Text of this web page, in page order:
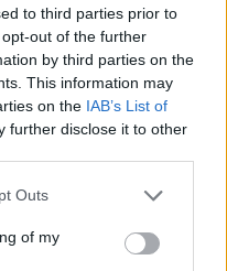
to third parties prior to
out of the further
by third parties on the
This information may
on the IAB’s List of
further disclose it to other
one or more Google
You may click to
its third-party tags to
Outs
of my
σημαντικές
περιελάμβανε η
στο ΝΒΑ! Κάποια
μετατράπηκαν σε
για ένα ρόλο, κάποια...
των δύο θρύλων
ανάμεσα στους Τιμ